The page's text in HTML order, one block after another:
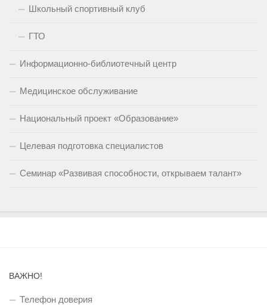
Школьный спортивный клуб
ГТО
Информационно-библиотечный центр
Медицинское обслуживание
Национальный проект «Образование»
Целевая подготовка специалистов
Семинар «Развивая способности, открываем талант»
ВАЖНО!
Телефон доверия